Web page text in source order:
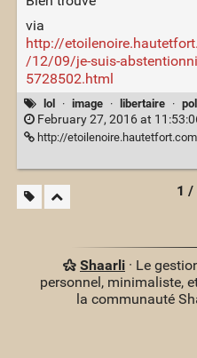
via
http://
/12/09/je-suis-
5728502.html
lol · image · libertaire ·
February 27, 2016 at
http://
1 /
Shaarli· Le
personnel, minimaliste,
la communauté